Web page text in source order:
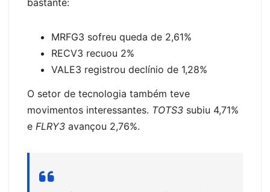
MRFG3 sofreu queda de 2,61%
RECV3 recuou 2%
VALE3 registrou declínio de 1,28%
O setor de tecnologia também teve
movimentos interessantes. TOTS3 subiu 4,71%
e FLRY3 avançou 2,76%.